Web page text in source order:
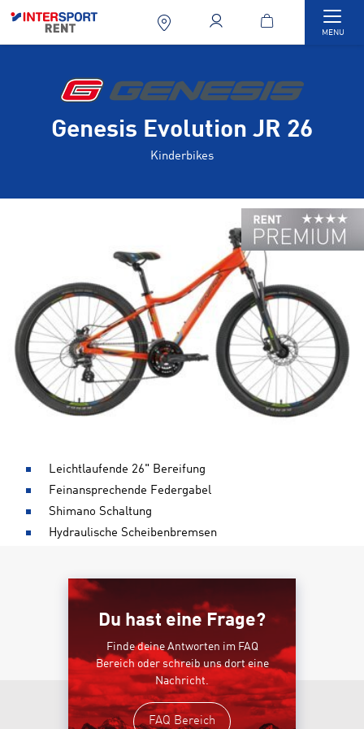
MENU
Genesis Evolution JR 26
Kinderbikes
Leichtlaufende 26" Bereifung
Feinansprechende Federgabel
Shimano Schaltung
Hydraulische Scheibenbremsen
Du hast eine Frage?
Finde deine Antworten im FAQ
Bereich oder schreib uns dort eine
Nachricht.
FAQ Bereich